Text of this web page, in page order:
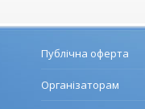
Публічна оферта
Організаторам